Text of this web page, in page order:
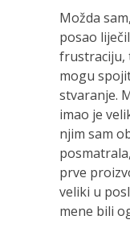
Možda
posao
frustraciju,
mogu
stvaranje.
imao je
njim sam
prve
veliki u
mene bili